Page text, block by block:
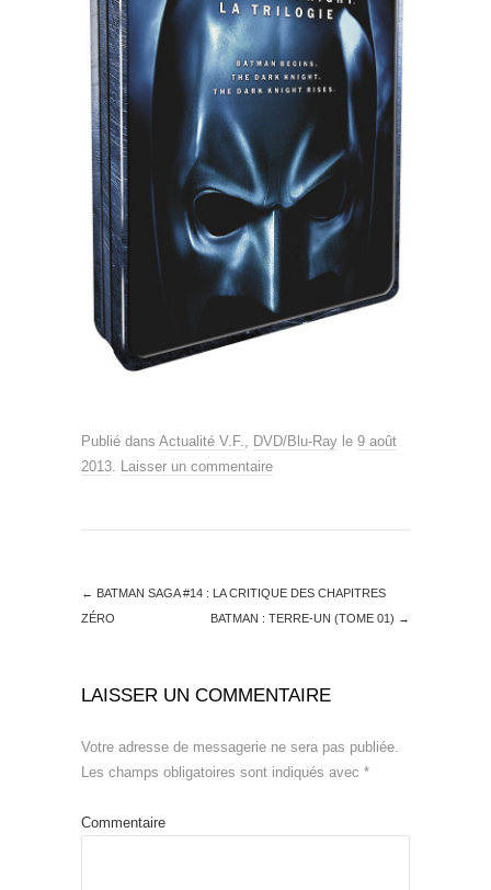
Publié dans Actualité V.F., DVD/Blu-Ray le 9 août
2013. Laisser un commentaire
← BATMAN SAGA #14 : LA CRITIQUE DES CHAPITRES
ZÉRO
BATMAN : TERRE-UN (TOME 01) →
LAISSER UN COMMENTAIRE
Votre adresse de messagerie ne sera pas publiée.
Les champs obligatoires sont indiqués avec *
Commentaire